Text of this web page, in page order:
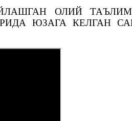
ОЛИЙ
ЮЗАГА КЕЛГАН